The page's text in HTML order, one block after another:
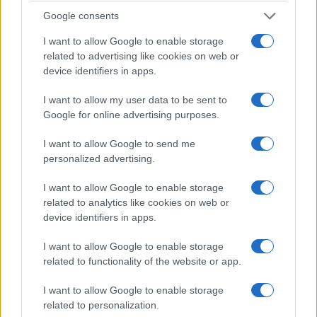
Google consents
I want to allow Google to enable storage
related to advertising like cookies on web or
device identifiers in apps.
I want to allow my user data to be sent to
Google for online advertising purposes.
I want to allow Google to send me
personalized advertising.
I want to allow Google to enable storage
related to analytics like cookies on web or
device identifiers in apps.
I want to allow Google to enable storage
related to functionality of the website or app.
I want to allow Google to enable storage
related to personalization.
NEW PASSENGER CAR
IN THE EU+EFTA
2018
2017 Change 2018
ΑΥΣΤΡΙΑ
1.635
ΒΕΛΓΙΟ
4.120 3.064 8.613
ΒΟΥΛΓΑΡΙΑ
ΔΗΜΟΚΡΑΤΙΑ
2
928 723 28,4
ΔΑΝΙΑ 2.237 1.953 14,5 4.554
ΦΙΝΛΑΝΔΙΑ
3.376 2.237 50,9 6.368